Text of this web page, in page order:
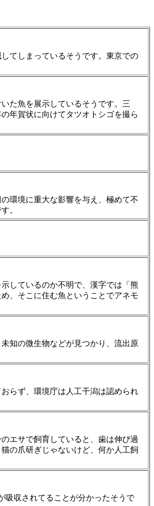
てしまっているそうです。東京での
た魚を展示しているそうです。三
年賀状に向けてタツオトシゴを撮ら
環境に重大な影響を与え、極めて不
。
しているのか不明で、漢字では「熊
、そこに住む魚ということでアネモ
知の微生物などが見つかり、流出原
らず、環境庁は人工干潟は認められ
エサで飼育していると、歯は伸び過
の爪研ぎじゃないけど、何か人工飼
吸収されてることが分かったそうで